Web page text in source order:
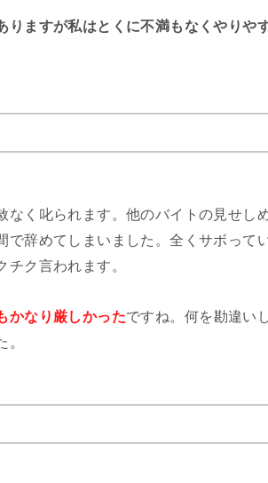
りますが私はとくに不満もなくやりや
なく叱られます。他のバイトの見せし
で辞めてしまいました。全くサボって
ク言われます。
かなり厳しかったですね。何を勘違い